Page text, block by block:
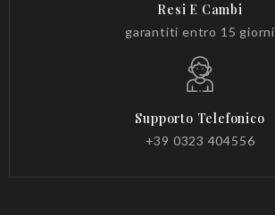
Resi E Cambi
garantiti entro 15 giorni
Supporto Telefonico
+39 0323 404556